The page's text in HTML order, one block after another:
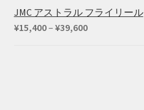
帯:
¥35,420
JMC アストラル フライリール
¥15,400– ¥39,600価